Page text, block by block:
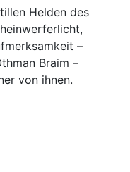
Helden des
–
Braim –
von ihnen.